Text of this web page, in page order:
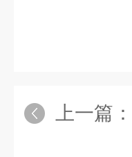
上一篇：